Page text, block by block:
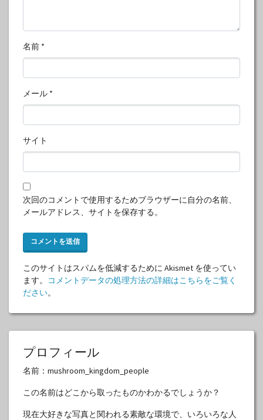
名前 *
メール *
サイト
次回のコメントで使用するためブラウザーに自分の名前、
メールアドレス、サイトを保存する。
このサイトはスパムを低減するために Akismet を使ってい
ます。
コメントデータの処理方法の詳細はこちらをご覧く
ださい。
プロフィール
名前：mushroom_kingdom_people
この名前はどこから取ったものかわかるでしょうか？
現在大好きな写真と関われる素敵な環境で、いろいろな人